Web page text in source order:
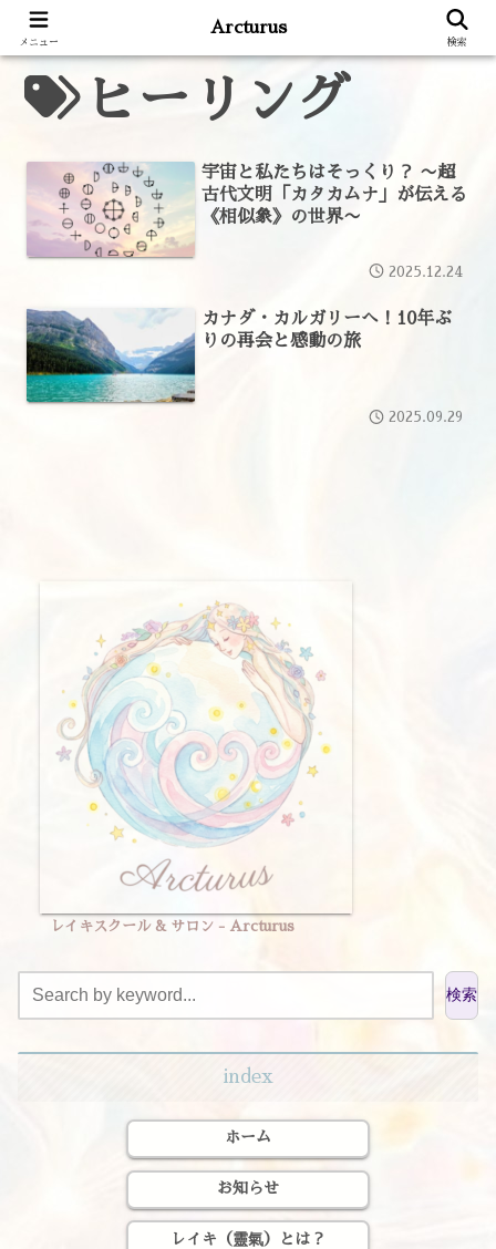
ヒーリング
宇宙と私たちはそっくり？ 〜超
古代文明「カタカムナ」が伝える
《相似象》の世界〜
2025.12.24
カナダ・カルガリーへ！10年ぶ
りの再会と感動の旅
2025.09.29
レイキスクール & サロン - Arcturus
検索
index
ホーム
お知らせ
レイキ（靈氣）とは？
メニュー
Arcturus
検索